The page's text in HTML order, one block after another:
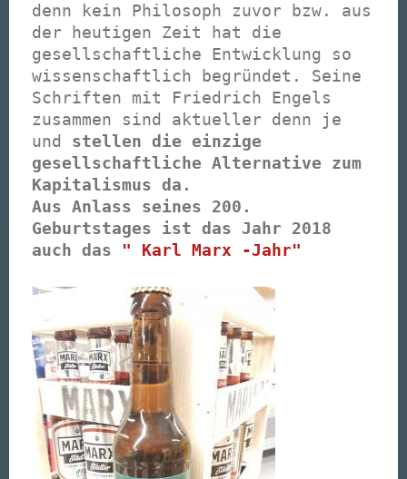
denn kein Philosoph zuvor bzw. aus
der heutigen Zeit hat die
gesellschaftliche Entwicklung so
wissenschaftlich begründet. Seine
Schriften mit Friedrich Engels
zusammen sind aktueller denn je
und stellen die einzige
gesellschaftliche Alternative zum
Kapitalismus da.
Aus Anlass seines 200.
Geburtstages ist das Jahr 2018
auch das " Karl Marx -Jahr"